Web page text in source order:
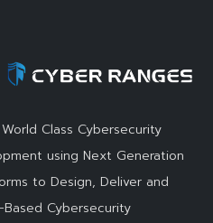
World Class Cybersecurity
using Next Generation
to Design, Deliver and
Based Cybersecurity